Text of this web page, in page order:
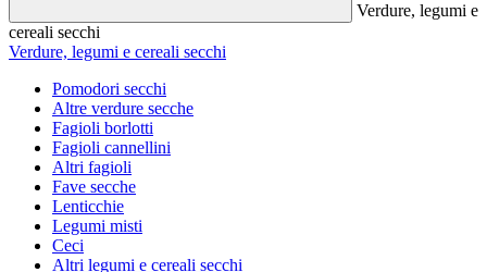
Verdure, legumi e
cereali secchi
Verdure, legumi e cereali secchi
Pomodori secchi
Altre verdure secche
Fagioli borlotti
Fagioli cannellini
Altri fagioli
Fave secche
Lenticchie
Legumi misti
Ceci
Altri legumi e cereali secchi